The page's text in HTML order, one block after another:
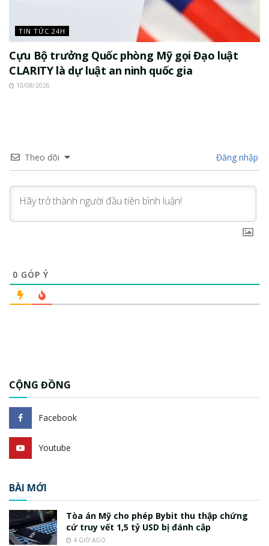
TIN TỨC 24H
Cựu Bộ trưởng Quốc phòng Mỹ gọi Đạo luật
CLARITY là dự luật an ninh quốc gia
10/08/2026
Theo dõi Đăng nhập
0 GÓP Ý
CỘNG ĐỒNG
Facebook
Youtube
BÀI MỚI
Tòa án Mỹ cho phép Bybit thu thập chứng
cứ truy vết 1,5 tỷ USD bị đánh cắp
4 GIỜ AGO